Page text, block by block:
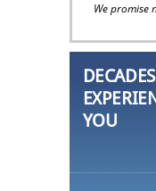
We promise
YOU